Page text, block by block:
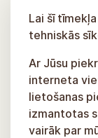
Lai šī
tehniskās
Ar Jūsu
interneta
lietošanas
izmantotas
vairāk par